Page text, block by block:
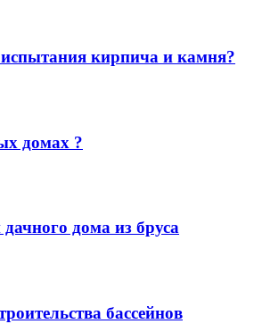
кирпича и камня?
домах ?
дома из бруса
бассейнов